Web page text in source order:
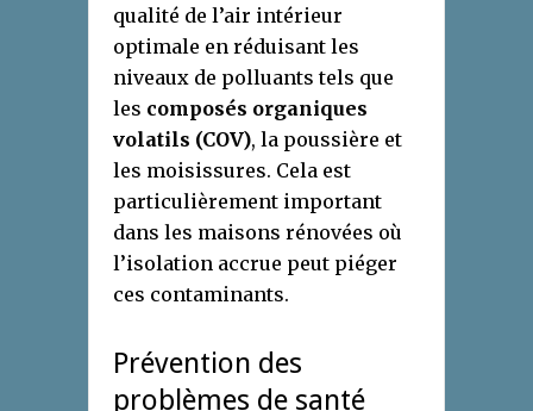
qualité de l’air intérieur
optimale en réduisant les
niveaux de polluants tels que
les composés organiques
volatils (COV), la poussière et
les moisissures. Cela est
particulièrement important
dans les maisons rénovées où
l’isolation accrue peut piéger
ces contaminants.
Prévention des
problèmes de santé